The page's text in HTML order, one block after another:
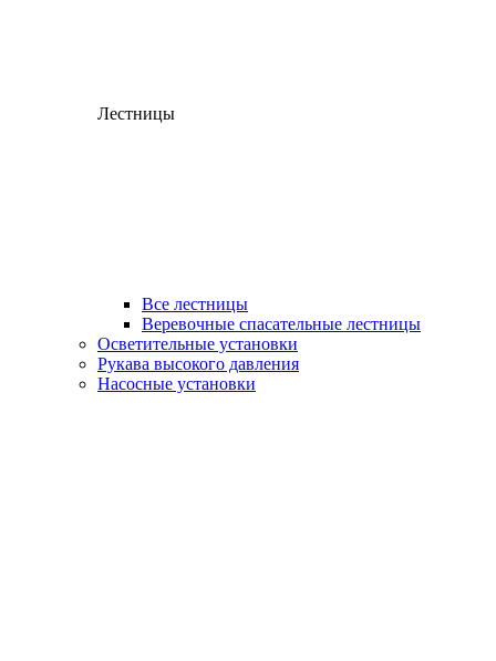
Лестницы
Все лестницы
Веревочные спасательные лестницы
Осветительные установки
Рукава высокого давления
Насосные установки